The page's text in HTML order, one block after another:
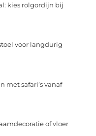
kies rolgordijn bij
voor langdurig
met safari’s vanaf
of vloer